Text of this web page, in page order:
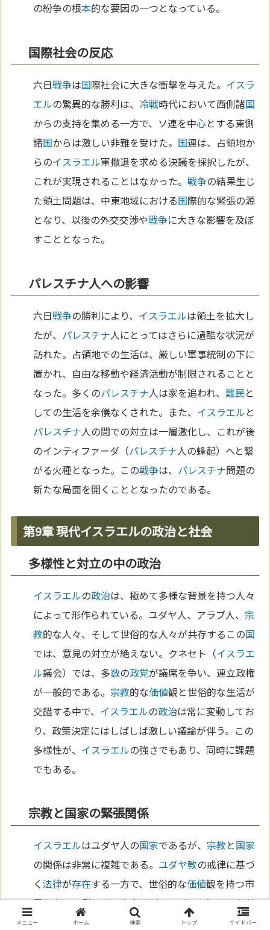
の紛争の根本的な要因の一つとなっている。
国際社会の反応
六日戦争は国際社会に大きな衝撃を与えた。 イスラ
エルの驚異的な勝利は、冷戦時代において西側諸国
からの支持を集める一方で、ソ連を中心とする東側
諸国からは激しい非難を受けた。 国連は、占領地か
らのイスラエル軍撤退を求める決議を採択したが、
これが実現されることはなかった。戦争の結果生じ
た領土問題は、中東地域における国際的な緊張の源
となり、以後の外交交渉や戦争に大きな影響を及ぼ
すこととなった。
パレスチナ人への影響
六日戦争の勝利により、 イスラエルは領土を拡大し
たが、 パレスチナ人にとってはさらに過酷な状況が
訪れた。占領地での生活は、厳しい軍事統制の下に
置かれ、自由な移動や経済活動が制限されることと
なった。多くのパレスチナ人は家を追われ、難民と
しての生活を余儀なくされた。また、 イスラエルと
パレスチナ人の間での対立は一層激化し、これが後
のインティファーダ（パレスチナ人の蜂起）へと繋
がる火種となった。この戦争は、 パレスチナ問題の
新たな局面を開くこととなったのである。
第9章 現代イスラエルの政治と社会
多様性と対立の中の政治
イスラエルの政治は、極めて多様な背景を持つ人々
によって形作られている。ユダヤ人、アラブ人、 宗
教的な人々、そして世俗的な人々が共存するこの国
では、意見の対立が絶えない。クネセト（イスラエ
ル議会）では、多数の政党が議席を争い、連立政権
が一般的である。 宗教的な価値観と世俗的な生活が
交錯する中で、 イスラエルの政治は常に変動してお
り、政策決定にはしばしば激しい議論が伴う。この
多様性が、 イスラエルの強さでもあり、同時に課題
でもある。
宗教と国家の緊張関係
イスラエルはユダヤ人の国家であるが、 宗教と国家
の関係は非常に複雑である。 ユダヤ教の戒律に基づ
く法律が存在する一方で、世俗的な価値観を持つ市
民も多い。例えば、安息日（シャバット）には公共
交通機関が運行を停止する地域がある一方で、都市
メニュー ホーム 検索 トップ サイドバー